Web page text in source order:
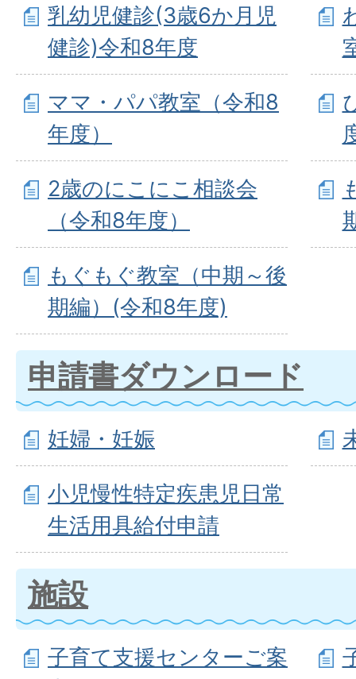
乳幼児健診(3歳6か月児
健診)令和8年度
ママ・パパ教室（令和8
年度）
2歳のにこにこ相談会
（令和8年度）
もぐもぐ教室（中期～後
期編）(令和8年度)
申請書ダウンロード
妊婦・妊娠
小児慢性特定疾患児日常
生活用具給付申請
施設
子育て支援センターご案